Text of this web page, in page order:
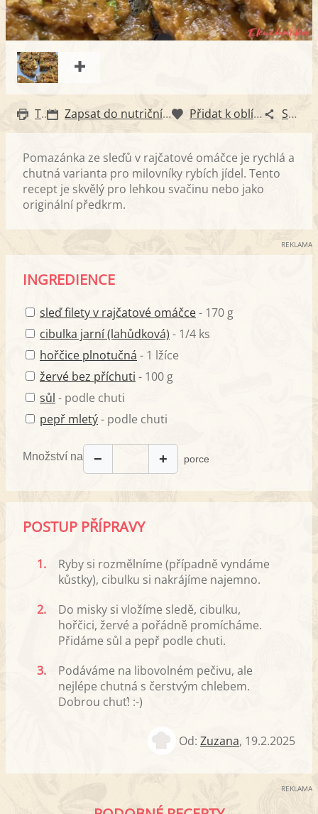
Tisk Zapsat do nutričního diáře Přidat k oblíbeným Sdílet
Pomazánka ze sleďů v rajčatové omáčce je rychlá a
chutná varianta pro milovníky rybích jídel. Tento
recept je skvělý pro lehkou svačinu nebo jako
originální předkrm.
REKLAMA
INGREDIENCE
sleď filety v rajčatové omáčce- 170 g
cibulka jarní (lahůdková) - 1/4 ks
hořčice plnotučná - 1 lžíce
žervé bez příchuti - 100 g
sůl - podle chuti
pepř mletý- podle chuti
Množství na − + porce
POSTUP PŘÍPRAVY
1.
Ryby si rozmělníme (případně vyndáme
kůstky), cibulku si nakrájíme najemno.
2.
Do misky si vložíme sledě, cibulku,
hořčici, žervé a pořádně promícháme.
Přidáme sůl a pepř podle chuti.
3.
Podáváme na libovolném pečivu, ale
nejlépe chutná s čerstvým chlebem.
Dobrou chuť! :-)
Od: Zuzana, 19.2.2025
REKLAMA